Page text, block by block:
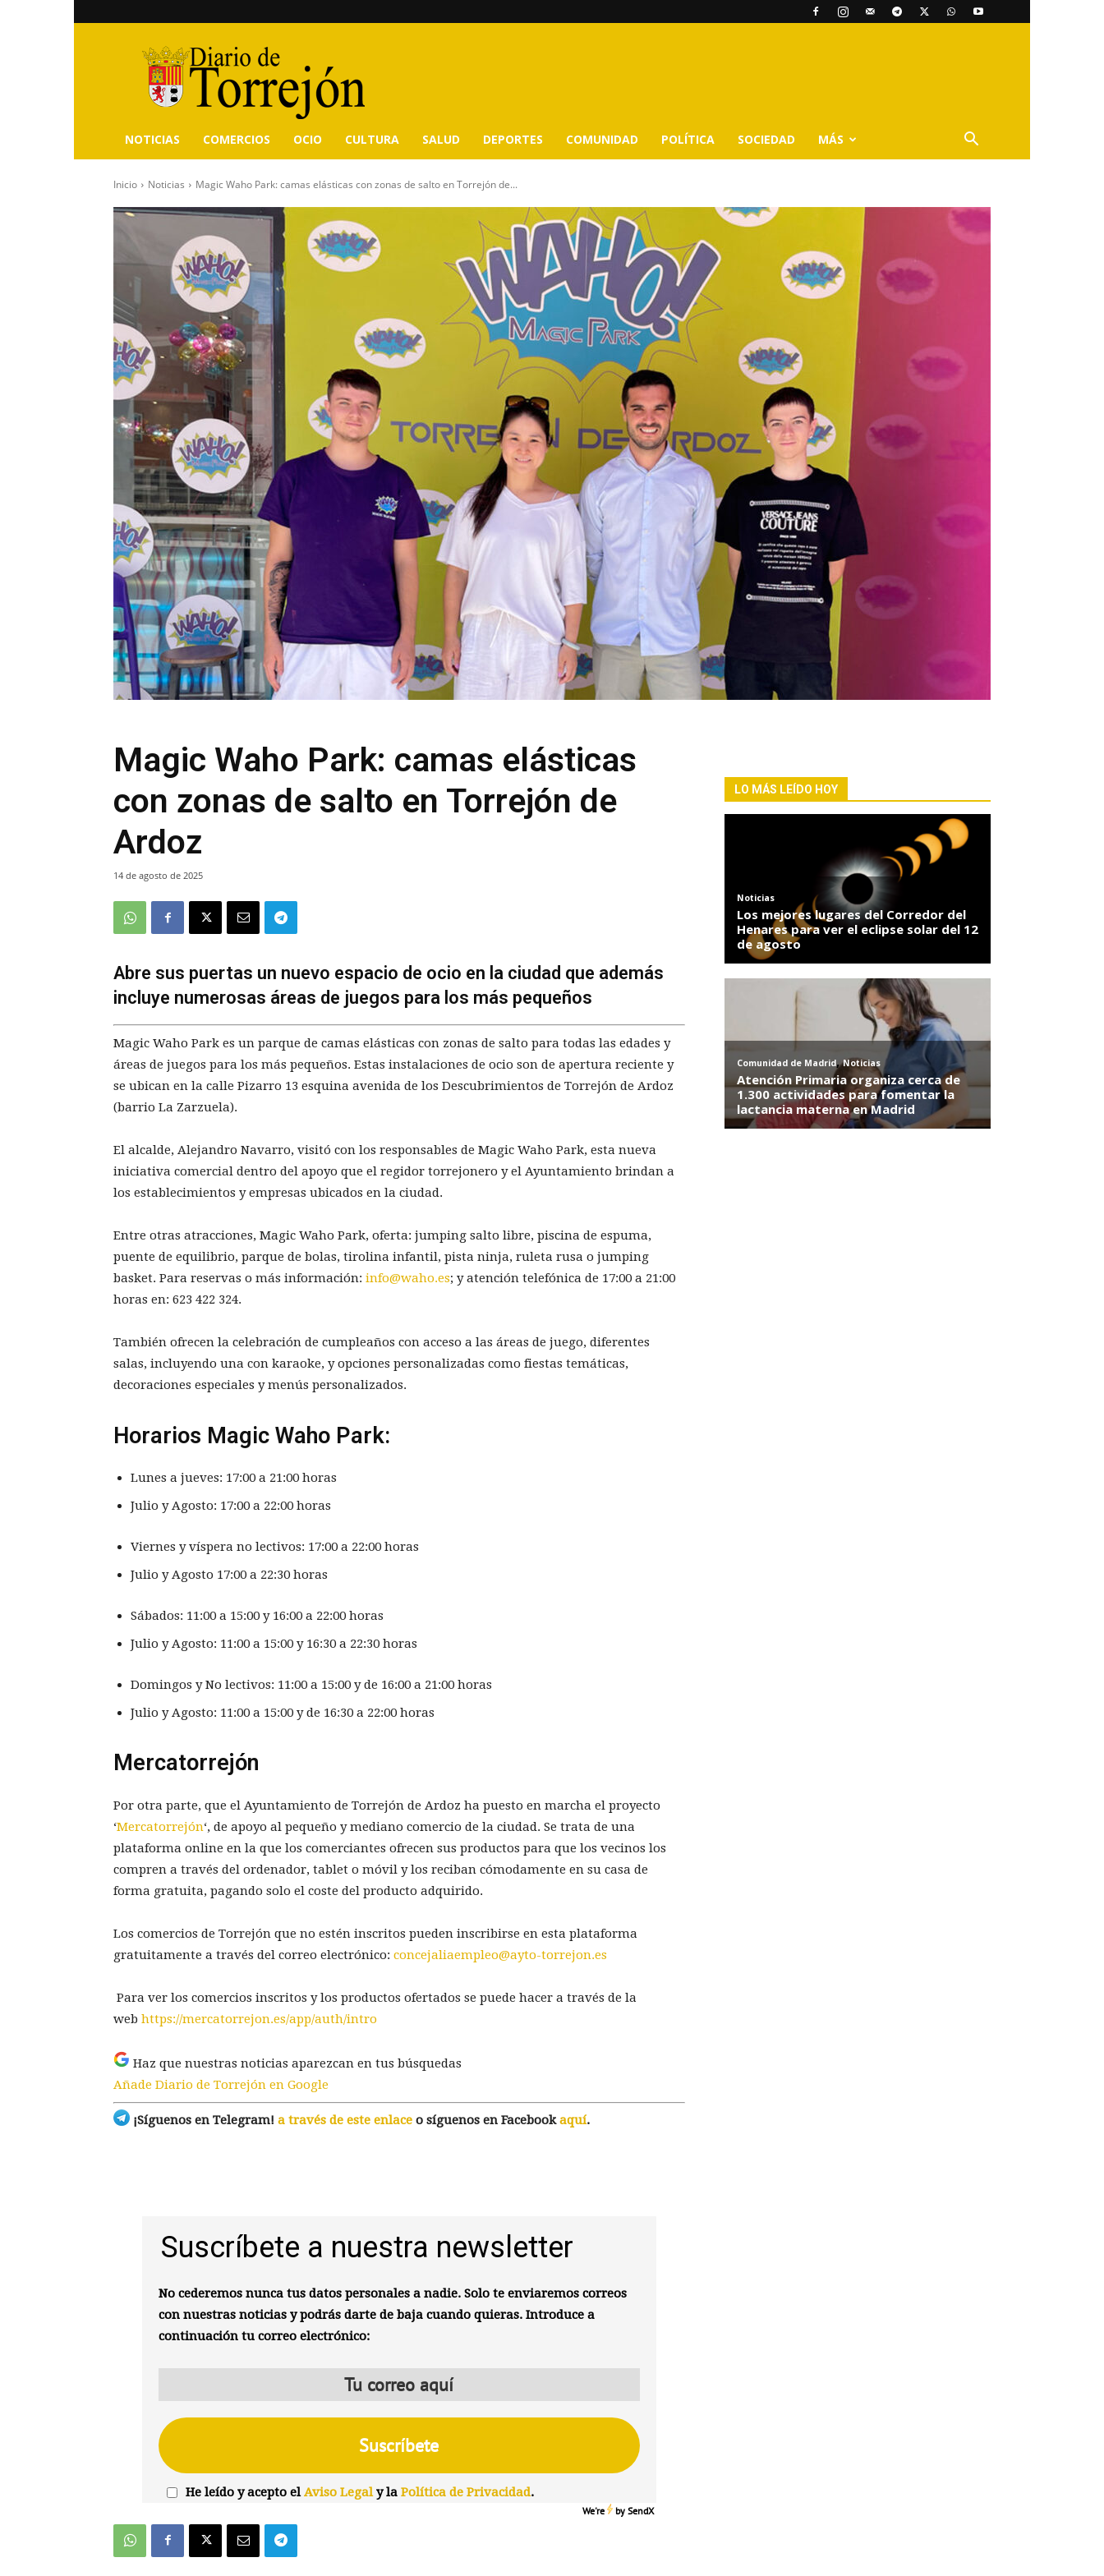
Diario
de
Torrejón
NOTICIAS COMERCIOS OCIO CULTURA SALUD DEPORTES COMUNIDAD POLÍTICA SOCIEDAD MÁS
Inicio Noticias Magic Waho Park: camas elásticas con zonas de salto en Torrejón de...
Magic Waho Park: camas elásticas
con zonas de salto en Torrejón de
Ardoz
14 de agosto de 2025
Abre sus puertas un nuevo espacio de ocio en la ciudad que además
incluye numerosas áreas de juegos para los más pequeños
Magic Waho Park es un parque de camas elásticas con zonas de salto para todas las edades y
áreas de juegos para los más pequeños. Estas instalaciones de ocio son de apertura reciente y
se ubican en la calle Pizarro 13 esquina avenida de los Descubrimientos de Torrejón de Ardoz
(barrio La Zarzuela).
El alcalde, Alejandro Navarro, visitó con los responsables de Magic Waho Park, esta nueva
iniciativa comercial dentro del apoyo que el regidor torrejonero y el Ayuntamiento brindan a
los establecimientos y empresas ubicados en la ciudad.
Entre otras atracciones, Magic Waho Park, oferta: jumping salto libre, piscina de espuma,
puente de equilibrio, parque de bolas, tirolina infantil, pista ninja, ruleta rusa o jumping
basket. Para reservas o más información: info@waho.es; y atención telefónica de 17:00 a 21:00
horas en: 623 422 324.
También ofrecen la celebración de cumpleaños con acceso a las áreas de juego, diferentes
salas, incluyendo una con karaoke, y opciones personalizadas como fiestas temáticas,
decoraciones especiales y menús personalizados.
Horarios Magic Waho Park:
Lunes a jueves: 17:00 a 21:00 horas
Julio y Agosto: 17:00 a 22:00 horas
Viernes y víspera no lectivos: 17:00 a 22:00 horas
Julio y Agosto 17:00 a 22:30 horas
Sábados: 11:00 a 15:00 y 16:00 a 22:00 horas
Julio y Agosto: 11:00 a 15:00 y 16:30 a 22:30 horas
Domingos y No lectivos: 11:00 a 15:00 y de 16:00 a 21:00 horas
Julio y Agosto: 11:00 a 15:00 y de 16:30 a 22:00 horas
Mercatorrejón
Por otra parte, que el Ayuntamiento de Torrejón de Ardoz ha puesto en marcha el proyecto
‘Mercatorrejón‘, de apoyo al pequeño y mediano comercio de la ciudad. Se trata de una
plataforma online en la que los comerciantes ofrecen sus productos para que los vecinos los
compren a través del ordenador, tablet o móvil y los reciban cómodamente en su casa de
forma gratuita, pagando solo el coste del producto adquirido.
Los comercios de Torrejón que no estén inscritos pueden inscribirse en esta plataforma
gratuitamente a través del correo electrónico: concejaliaempleo@ayto-torrejon.es
Para ver los comercios inscritos y los productos ofertados se puede hacer a través de la
web https://mercatorrejon.es/app/auth/intro
Haz que nuestras noticias aparezcan en tus búsquedas
Añade Diario de Torrejón en Google
¡Síguenos en Telegram! a través de este enlace o síguenos en Facebookaquí.
Suscríbete a nuestra newsletter
No cederemos nunca tus datos personales a nadie. Solo te enviaremos correos
con nuestras noticias y podrás darte de baja cuando quieras. Introduce a
continuación tu correo electrónico:
He leído y acepto elAviso Legaly la Política de Privacidad.
We're bySendX
LO MÁS LEÍDO HOY